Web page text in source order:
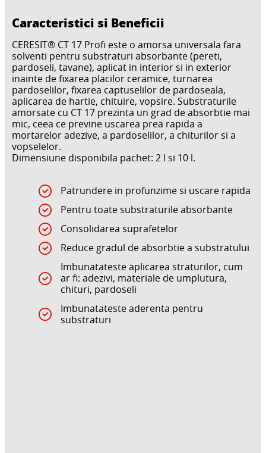
Caracteristici si Beneficii
CERESIT® CT 17 Profi este o amorsa universala fara
solventi pentru substraturi absorbante (pereti,
pardoseli, tavane), aplicat in interior si in exterior
inainte de fixarea placilor ceramice, turnarea
pardoselilor, fixarea captuselilor de pardoseala,
aplicarea de hartie, chituire, vopsire. Substraturile
amorsate cu CT 17 prezinta un grad de absorbtie mai
mic, ceea ce previne uscarea prea rapida a
mortarelor adezive, a pardoselilor, a chiturilor si a
vopselelor.
Dimensiune disponibila pachet: 2 l si 10 l.
Patrundere in profunzime si uscare rapida
Pentru toate substraturile absorbante
Consolidarea suprafetelor
Reduce gradul de absorbtie a substratului
Imbunatateste aplicarea straturilor, cum
ar fi: adezivi, materiale de umplutura,
chituri, pardoseli
Imbunatateste aderenta pentru
substraturi